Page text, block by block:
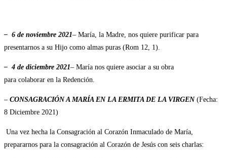
– 6 de noviembre 2021– María, la Madre, nos quiere purificar para
presentarnos a su Hijo como almas puras (Rom 12, 1).
– 4 de diciembre 2021– María nos quiere asociar a su obra
para colaborar en la Redención.
– CONSAGRACIÓN A MARÍA EN LA ERMITA DE LA VIRGEN(Fecha:
8 Diciembre 2021)
Una vez hecha la Consagración al Corazón Inmaculado de María,
prepararnos para la consagración al Corazón de Jesús con seis charlas: